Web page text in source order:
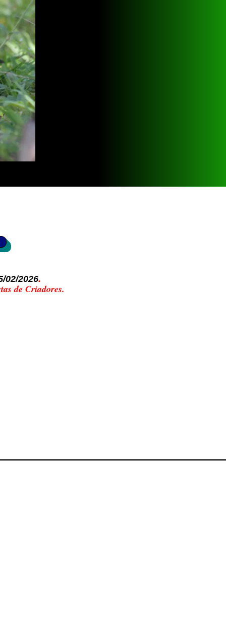
02/2026.
de Criadores.